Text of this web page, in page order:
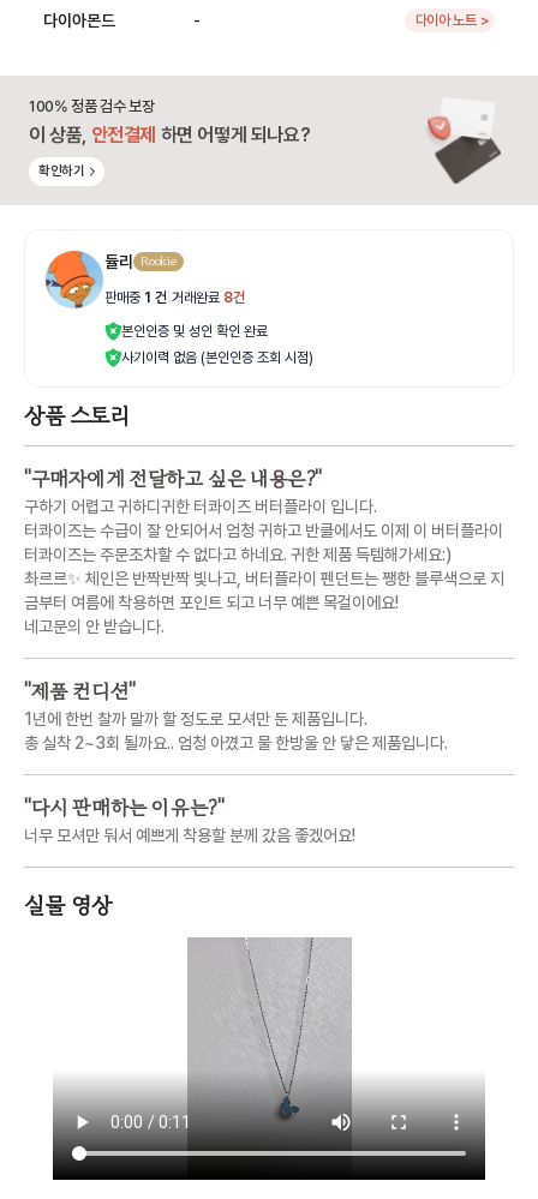
다이아몬드 - 다이아 노트 >
100% 정품 검수 보장
이 상품, 안전결제 하면 어떻게 되나요?
확인하기
듈리 Rookie
판매중 1 건 거래완료 8건
본인인증 및 성인 확인 완료
사기이력 없음 (본인인증 조회 시점)
상품 스토리
"구매자에게 전달하고 싶은 내용은?"
구하기 어렵고 귀하디귀한 터콰이즈 버터플라이 입니다.
터콰이즈는 수급이 잘 안되어서 엄청 귀하고 반클에서도 이제 이 버터플라이
터콰이즈는 주문조차할 수 없다고 하네요. 귀한 제품 득템해가세요:)
촤르르✨️ 체인은 반짝반짝 빛나고, 버터플라이 펜던트는 쨍한 블루색으로 지
금부터 여름에 착용하면 포인트 되고 너무 예쁜 목걸이에요!
네고문의 안 받습니다.
"제품 컨디션"
1년에 한번 찰까 말까 할 정도로 모셔만 둔 제품입니다.
총 실착 2~3회 될까요.. 엄청 아꼈고 물 한방울 안 닿은 제품입니다.
"다시 판매하는 이유는?"
너무 모셔만 둬서 예쁘게 착용할 분께 갔음 좋겠어요!
실물 영상